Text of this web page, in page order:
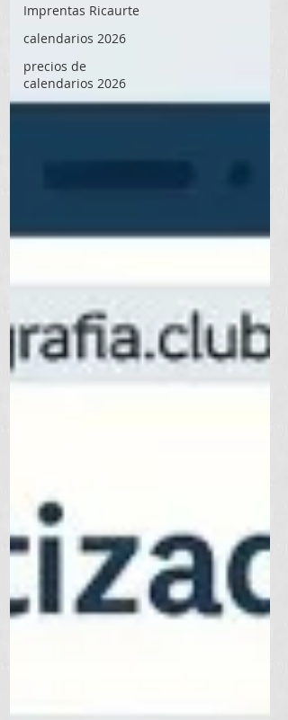
Imprentas Ricaurte
calendarios 2026
precios de
calendarios 2026